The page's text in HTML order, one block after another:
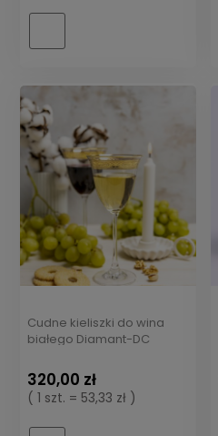
Cudne kieliszki do wina
białego Diamant-DC
320,00 zł
( 1 szt. = 53,33 zł )